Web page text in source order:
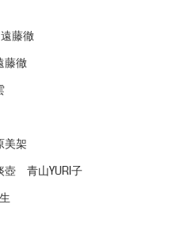
藤徹
藤徹
架
壺 青山YURI子